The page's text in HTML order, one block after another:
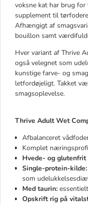
voksne kat har brug
supplement til
Afhængigt af
bouillon samt
Hver variant af Thrive
også velegnet som
kunstige farve- og
letfordøjeligt. Takket
smagsoplevelse.
Thrive Adult Wet
Afbalanceret
Komplet
Hvede- og glutenfrit
Single-protein-kilde:
som
Med taurin:
Opskrift rig på